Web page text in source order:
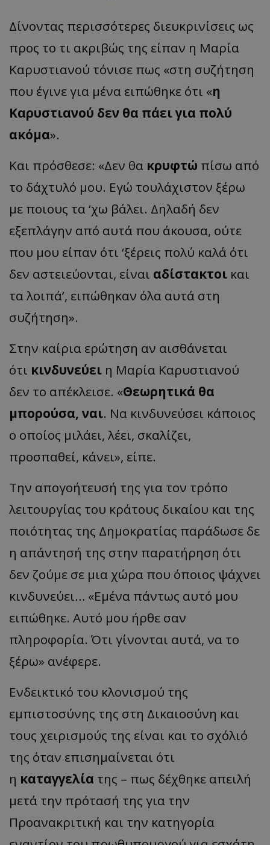
Δίνοντας περισσότερες διευκρινίσεις ως
προς το τι ακριβώς της είπαν η Μαρία
Καρυστιανού τόνισε πως «στη συζήτηση
που έγινε για μένα ειπώθηκε ότι «η
Καρυστιανού δεν θα πάει για πολύ
ακόμα».
Και πρόσθεσε: «Δεν θα κρυφτώ πίσω από
το δάχτυλό μου. Εγώ τουλάχιστον ξέρω
με ποιους τα ‘χω βάλει. Δηλαδή δεν
εξεπλάγην από αυτά που άκουσα, ούτε
που μου είπαν ότι ‘ξέρεις πολύ καλά ότι
δεν αστειεύονται, είναι αδίστακτοι και
τα λοιπά’, ειπώθηκαν όλα αυτά στη
συζήτηση».
Στην καίρια ερώτηση αν αισθάνεται
ότι κινδυνεύει η Μαρία Καρυστιανού
δεν το απέκλεισε. «Θεωρητικά θα
μπορούσα, ναι. Να κινδυνεύσει κάποιος
ο οποίος μιλάει, λέει, σκαλίζει,
προσπαθεί, κάνει», είπε.
Την απογοήτευσή της για τον τρόπο
λειτουργίας του κράτους δικαίου και της
ποιότητας της Δημοκρατίας παράδωσε δε
η απάντησή της στην παρατήρηση ότι
δεν ζούμε σε μια χώρα που όποιος ψάχνει
κινδυνεύει… «Εμένα πάντως αυτό μου
ειπώθηκε. Αυτό μου ήρθε σαν
πληροφορία. Ότι γίνονται αυτά, να το
ξέρω» ανέφερε.
Ενδεικτικό του κλονισμού της
εμπιστοσύνης της στη Δικαιοσύνη και
τους χειρισμούς της είναι και το σχόλιό
της όταν επισημαίνεται ότι
η καταγγελία της – πως δέχθηκε απειλή
μετά την πρότασή της για την
Προανακριτική και την κατηγορία